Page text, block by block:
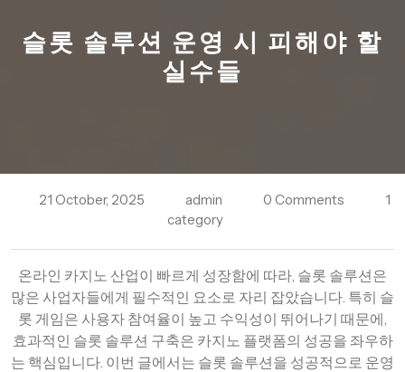
슬롯 솔루션 운영 시 피해야 할
실수들
21 October, 2025 admin 0 Comments
1
category
온라인 카지노 산업이 빠르게 성장함에 따라, 슬롯 솔루션은
많은 사업자들에게 필수적인 요소로 자리 잡았습니다. 특히 슬
롯 게임은 사용자 참여율이 높고 수익성이 뛰어나기 때문에,
효과적인 슬롯 솔루션 구축은 카지노 플랫폼의 성공을 좌우하
는 핵심입니다. 이번 글에서는 슬롯 솔루션을 성공적으로 운영